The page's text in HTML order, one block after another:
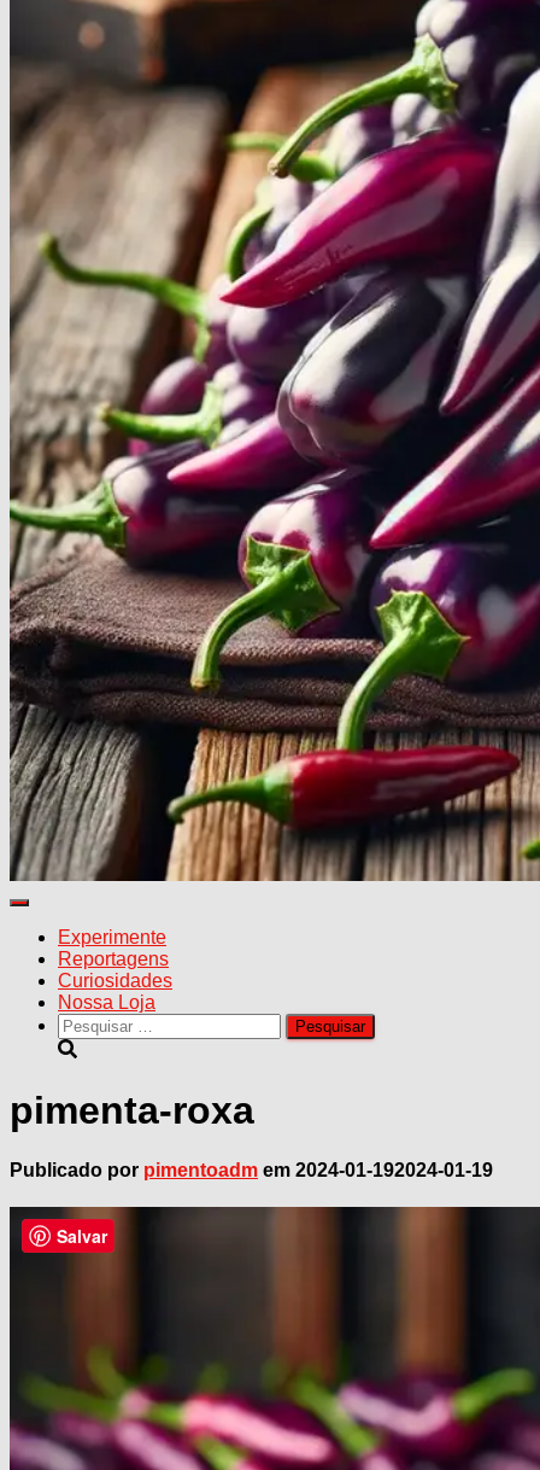
Alternar
navegaçãoExperimente
Reportagens
Curiosidades
Nossa Loja
Pesquisar
por:
pimenta-roxa
Publicado por pimentoadm em 2024-01-192024-01-19
Salvar